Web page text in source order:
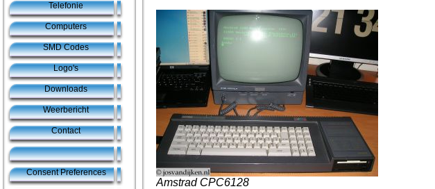
Telefonie
Computers
SMD Codes
Logo's
Downloads
Weerbericht
Contact
Consent Preferences
Amstrad CPC6128